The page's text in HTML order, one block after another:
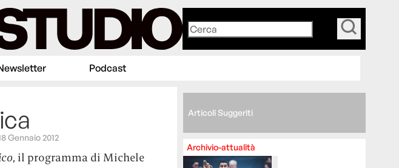
Podcast
Gennaio 2012
, il programma di Michele
Articoli Suggeriti
Archivio-attualità